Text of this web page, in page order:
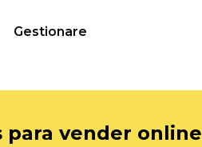
Gestionare
para vender online